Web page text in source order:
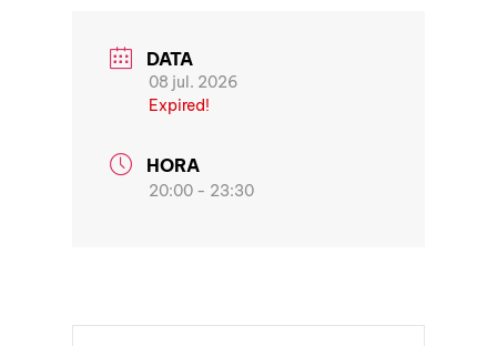
DATA
08 jul. 2026
Expired!
HORA
20:00 - 23:30